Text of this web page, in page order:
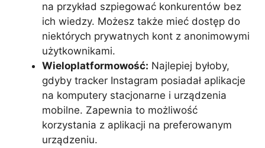
na przykład szpiegować konkurentów bez
ich wiedzy. Możesz także mieć dostęp do
niektórych prywatnych kont z anonimowymi
użytkownikami.
Wieloplatformowość: Najlepiej byłoby,
gdyby tracker Instagram posiadał aplikacje
na komputery stacjonarne i urządzenia
mobilne. Zapewnia to możliwość
korzystania z aplikacji na preferowanym
urządzeniu.